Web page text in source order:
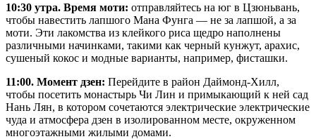
10:30 утра. Время моти: отправляйтесь на юг в Цзюньвань,
чтобы навестить лапшого Мана Фунга — не за лапшой, а за
моти. Эти лакомства из клейкого риса щедро наполнены
различными начинками, такими как черный кунжут, арахис,
сушеный кокос и модные варианты, например, фисташки.
11:00. Момент дзен: Перейдите в район Даймонд-Хилл,
чтобы посетить монастырь Чи Лин и примыкающий к ней сад
Нань Лян, в котором сочетаются электрические электрические
чуда и атмосфера дзен в изолированном месте, окруженном
многоэтажными жилыми домами.